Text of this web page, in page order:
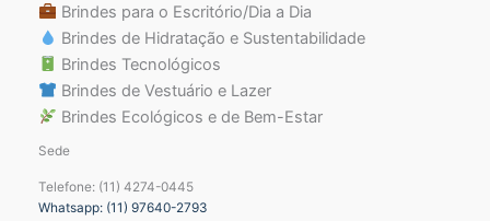
Brindes para o Escritório/Dia a Dia
Brindes de Hidratação e Sustentabilidade
Brindes Tecnológicos
Brindes de Vestuário e Lazer
Brindes Ecológicos e de Bem-Estar
Sede
Telefone: (11) 4274-0445
Whatsapp: (11) 97640-2793